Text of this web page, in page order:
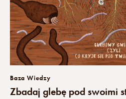
Baza Wiedzy
Zbadaj glebę pod swoimi